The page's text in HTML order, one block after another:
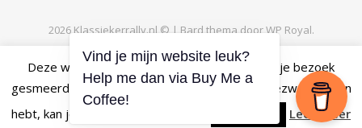
2026 Klassiekerrally.nl © | Bard thema doorWP Royal.
TERUG NAAR BOVEN
Deze website maakt gebruik van cookies om je bezoek
gesmeerd te laten verlopen. Als je daar geen bezwaar tegen
hebt, kan je op 'Accepteren' klikken.
Lees meer
Vind je mijn website leuk?
Help me dan via Buy Me a
Coffee!